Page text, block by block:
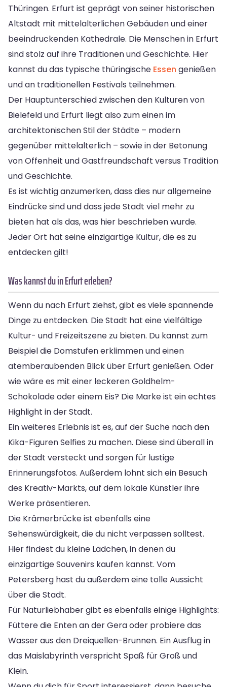
Thüringen. Erfurt ist geprägt von seiner historischen
Altstadt mit mittelalterlichen Gebäuden und einer
beeindruckenden Kathedrale. Die Menschen in Erfurt
sind stolz auf ihre Traditionen und Geschichte. Hier
kannst du das typische thüringische Essen genießen
und an traditionellen Festivals teilnehmen.
Der Hauptunterschied zwischen den Kulturen von
Bielefeld und Erfurt liegt also zum einen im
architektonischen Stil der Städte – modern
gegenüber mittelalterlich – sowie in der Betonung
von Offenheit und Gastfreundschaft versus Tradition
und Geschichte.
Es ist wichtig anzumerken, dass dies nur allgemeine
Eindrücke sind und dass jede Stadt viel mehr zu
bieten hat als das, was hier beschrieben wurde.
Jeder Ort hat seine einzigartige Kultur, die es zu
entdecken gilt!
Was kannst du in Erfurt erleben?
Wenn du nach Erfurt ziehst, gibt es viele spannende
Dinge zu entdecken. Die Stadt hat eine vielfältige
Kultur- und Freizeitszene zu bieten. Du kannst zum
Beispiel die Domstufen erklimmen und einen
atemberaubenden Blick über Erfurt genießen. Oder
wie wäre es mit einer leckeren Goldhelm-
Schokolade oder einem Eis? Die Marke ist ein echtes
Highlight in der Stadt.
Ein weiteres Erlebnis ist es, auf der Suche nach den
Kika-Figuren Selfies zu machen. Diese sind überall in
der Stadt versteckt und sorgen für lustige
Erinnerungsfotos. Außerdem lohnt sich ein Besuch
des Kreativ-Markts, auf dem lokale Künstler ihre
Werke präsentieren.
Die Krämerbrücke ist ebenfalls eine
Sehenswürdigkeit, die du nicht verpassen solltest.
Hier findest du kleine Lädchen, in denen du
einzigartige Souvenirs kaufen kannst. Vom
Petersberg hast du außerdem eine tolle Aussicht
über die Stadt.
Für Naturliebhaber gibt es ebenfalls einige Highlights:
Füttere die Enten an der Gera oder probiere das
Wasser aus den Dreiquellen-Brunnen. Ein Ausflug in
das Maislabyrinth verspricht Spaß für Groß und
Klein.